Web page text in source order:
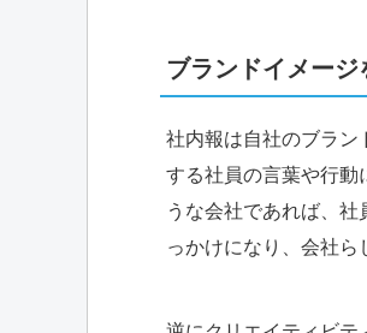
ブランドイメージ
社内報は自社のブラン
する社員の言葉や行動
うな会社であれば、
っかけになり、会社ら